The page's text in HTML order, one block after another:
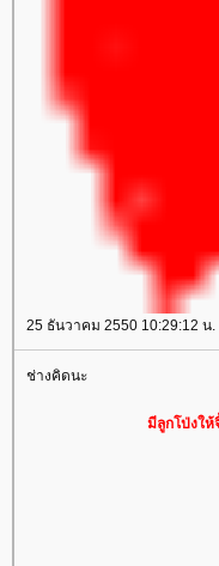
25 ธันวาคม 2550 10:29:12 น.
ช่างคิดนะ
มีลูกโป่งใ